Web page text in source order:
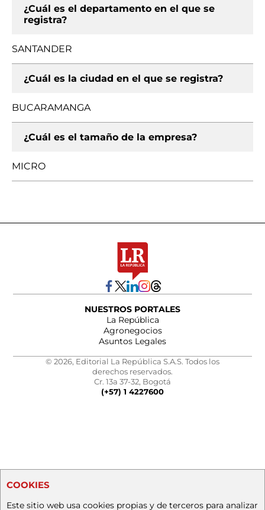
¿Cuál es el departamento en el que se
registra?
SANTANDER
¿Cuál es la ciudad en el que se registra?
BUCARAMANGA
¿Cuál es el tamaño de la empresa?
MICRO
NUESTROS PORTALES
La República
Agronegocios
Asuntos Legales
© 2026, Editorial La República S.A.S. Todos los
derechos reservados.
Cr. 13a 37-32, Bogotá
(+57) 1 4227600
COOKIES
Este sitio web usa cookies propias y de terceros para analizar